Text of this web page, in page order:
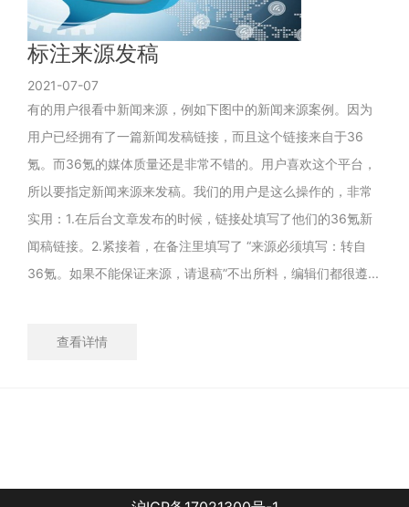
标注来源发稿
2021-07-07
有的用户很看中新闻来源，例如下图中的新闻来源案例。因为
用户已经拥有了一篇新闻发稿链接，而且这个链接来自于36
氪。而36氪的媒体质量还是非常不错的。用户喜欢这个平台，
所以要指定新闻来源来发稿。我们的用户是这么操作的，非常
实用：1.在后台文章发布的时候，链接处填写了他们的36氪新
闻稿链接。2.紧接着，在备注里填写了 “来源必须填写：转自
36氪。如果不能保证来源，请退稿”不出所料，编辑们都很遵...
查看详情